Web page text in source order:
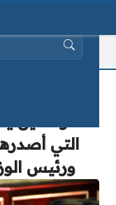
التي
ورئيس
البحث عن: